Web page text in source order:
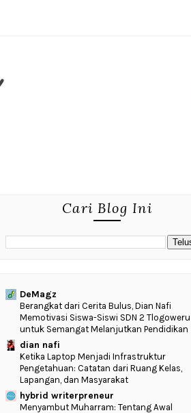
Cari Blog Ini
DeMagz
‎Berangkat dari Cerita Bulus, Dian Nafi
Memotivasi Siswa-Siswi SDN 2 Tlogoweru
untuk Semangat Melanjutkan Pendidikan
dian nafi
Ketika Laptop Menjadi Infrastruktur
Pengetahuan: Catatan dari Ruang Kelas,
Lapangan, dan Masyarakat
hybrid writerpreneur
Menyambut Muharram: Tentang Awal